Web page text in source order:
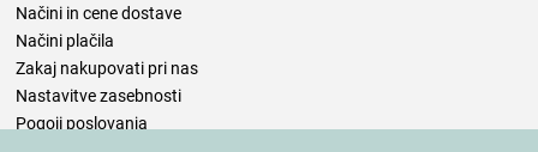
Načini in cene dostave
Načini plačila
Zakaj nakupovati pri nas
Nastavitve zasebnosti
Pogoji poslovanja